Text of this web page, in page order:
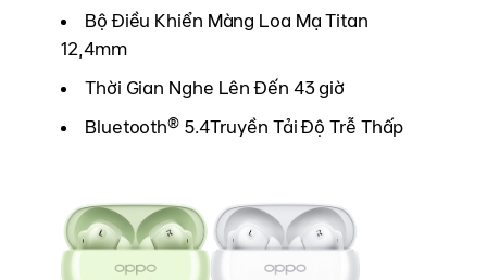
Bộ Điều Khiển Màng Loa Mạ Titan
12,4mm
Thời Gian Nghe Lên Đến 43 giờ
Bluetooth® 5.4Truyền Tải Độ Trễ Thấp